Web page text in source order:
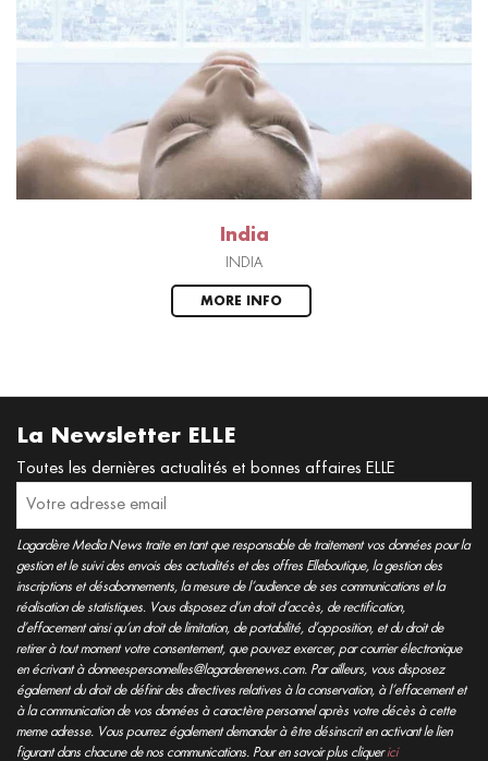
India
INDIA
MORE INFO
La Newsletter ELLE
Toutes les dernières actualités et bonnes affaires ELLE
Lagardère Media News traite en tant que responsable de traitement vos données pour la
gestion et le suivi des envois des actualités et des offres Elleboutique, la gestion des
inscriptions et désabonnements, la mesure de l’audience de ses communications et la
réalisation de statistiques. Vous disposez d’un droit d’accès, de rectification,
d’effacement ainsi qu’un droit de limitation, de portabilité, d’opposition, et du droit de
retirer à tout moment votre consentement, que pouvez exercer, par courrier électronique
en écrivant à donneespersonnelles@lagarderenews.com. Par ailleurs, vous disposez
également du droit de définir des directives relatives à la conservation, à l’effacement et
à la communication de vos données à caractère personnel après votre décès à cette
meme adresse. Vous pourrez également demander à être désinscrit en activant le lien
figurant dans chacune de nos communications. Pour en savoir plus cliquerici